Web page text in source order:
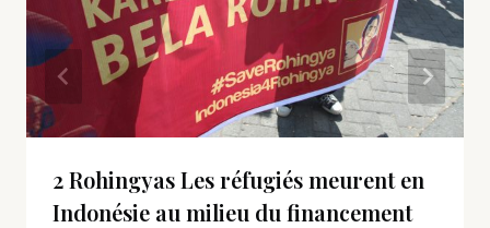
2 Rohingyas Les réfugiés meurent en
Indonésie au milieu du financement